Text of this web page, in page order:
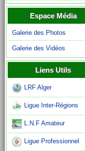
Espace Média
Galerie des Photos
Galerie des Vidéos
Liens Utils
LRF Alger
Ligue Inter-Régions
L.N.F Amateur
Ligue Professionnel